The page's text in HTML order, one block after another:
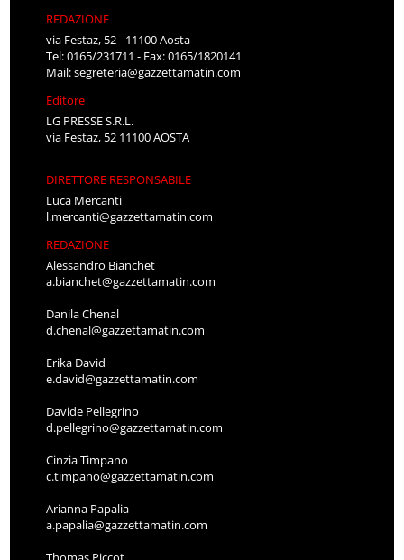
REDAZIONE
via Festaz, 52 - 11100 Aosta
Tel: 0165/231711 - Fax: 0165/1820141
Mail:segreteria@gazzettamatin.com
Editore
LG PRESSE S.R.L.
via Festaz, 52 11100 AOSTA
DIRETTORE RESPONSABILE
Luca Mercanti
l.mercanti@gazzettamatin.com
REDAZIONE
Alessandro Bianchet
a.bianchet@gazzettamatin.com
Danila Chenal
d.chenal@gazzettamatin.com
Erika David
e.david@gazzettamatin.com
Davide Pellegrino
d.pellegrino@gazzettamatin.com
Cinzia Timpano
c.timpano@gazzettamatin.com
Arianna Papalia
a.papalia@gazzettamatin.com